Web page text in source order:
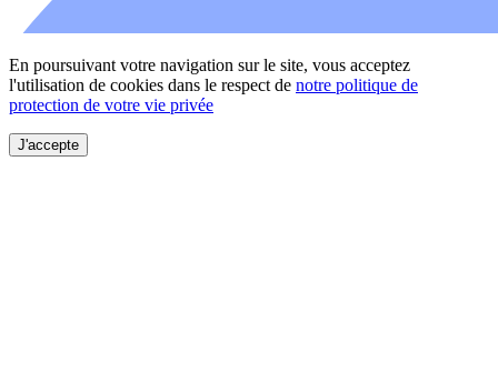
En poursuivant votre navigation sur le site, vous acceptez
l'utilisation de cookies dans le respect de notre politique de
protection de votre vie privée
J'accepte